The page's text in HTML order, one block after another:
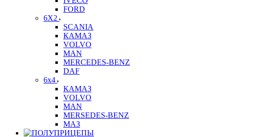
FORD
6X2
SCANIA
КАМАЗ
VOLVO
MAN
MERCEDES-BENZ
DAF
6x4
КАМАЗ
VOLVO
MAN
MERSEDES-BENZ
МАЗ